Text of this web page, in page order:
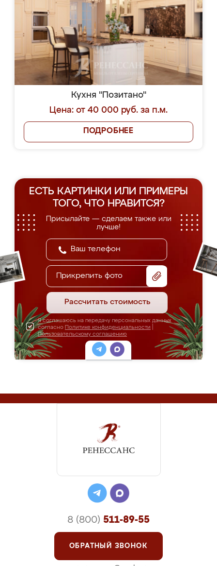
Кухня "Позитано"
Цена: от 40 000 руб. за п.м.
ПОДРОБНЕЕ
ЕСТЬ КАРТИНКИ ИЛИ ПРИМЕРЫ
ТОГО, ЧТО НРАВИТСЯ?
Присылайте — сделаем также или
лучше!
Прикрепить фото
Рассчитать стоимость
Я соглашаюсь на передачу персональных данных
согласно Политике конфиденциальности
Пользовательскому соглашению
8 (800) 511-89-55
ОБРАТНЫЙ ЗВОНОК